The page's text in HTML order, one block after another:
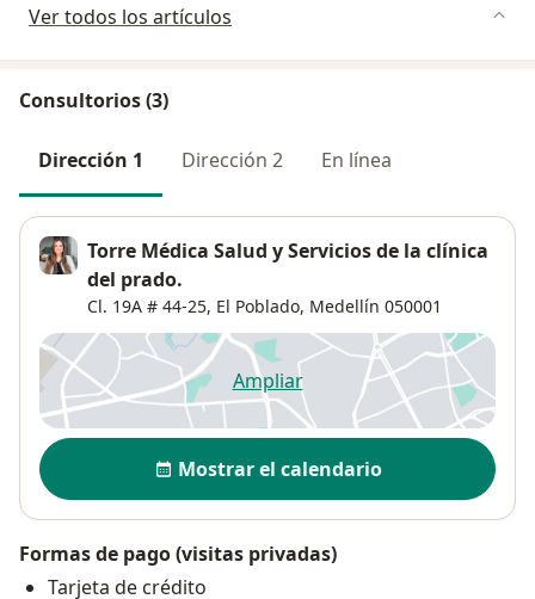
Ver todos los artículos
Consultorios (3)
Dirección 1 Dirección 2 En línea
Torre Médica Salud y Servicios de la clínica
del prado.
Cl. 19A # 44-25, El Poblado, Medellín 050001
Ampliarse abre en una nueva
Disponibilidad
Mostrar el calendario
Formas de pago (visitas privadas)
Tarjeta de crédito